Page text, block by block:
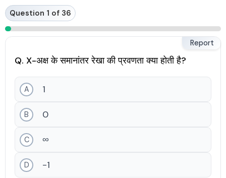
Skip
to
content
Question 1 of 36
Q. X-अक्ष के समानांतर रेखा की प्रवणता क्या होती है?
A 1
B 0
C ∞
D -1
Report